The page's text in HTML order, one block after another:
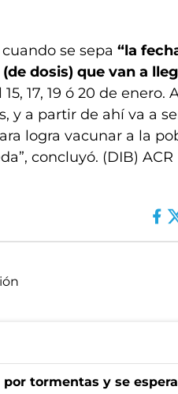
se sepa “la
dosis) que van a
17, 19 ó 20 de enero.
y a partir de ahí va a
logra vacunar a la
concluyó. (DIB) ACR
tormentas y se